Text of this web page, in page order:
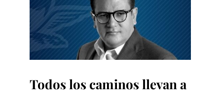
Todos los caminos llevan a